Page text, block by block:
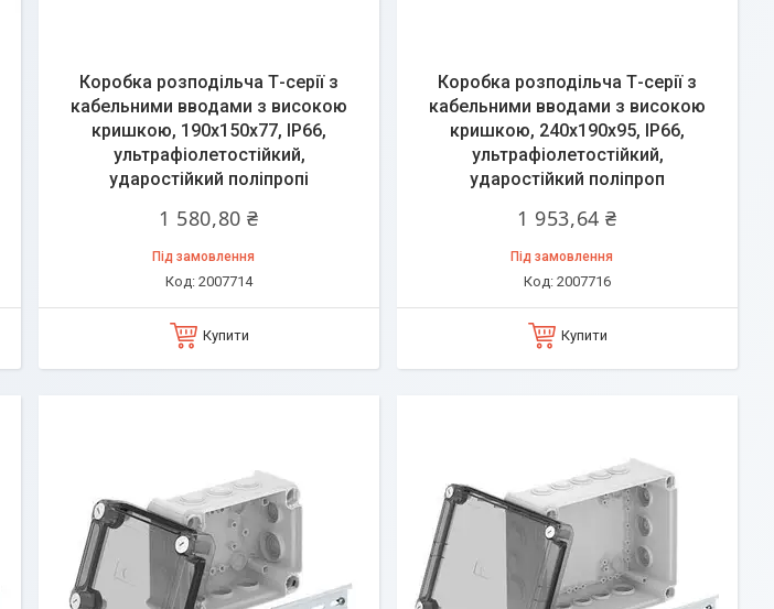
Коробка розподільча Т-серії з
кабельними вводами з високою
кришкою, 190х150х77, ІР66,
ультрафіолетостійкий,
ударостійкий поліпропі
1 580,80 ₴
Під замовлення
2007714
Купити
Коробка розподільча Т-серії з
кабельними вводами з високою
кришкою, 240х190х95, ІР66,
ультрафіолетостійкий,
ударостійкий поліпроп
1 953,64 ₴
Під замовлення
2007716
Купити